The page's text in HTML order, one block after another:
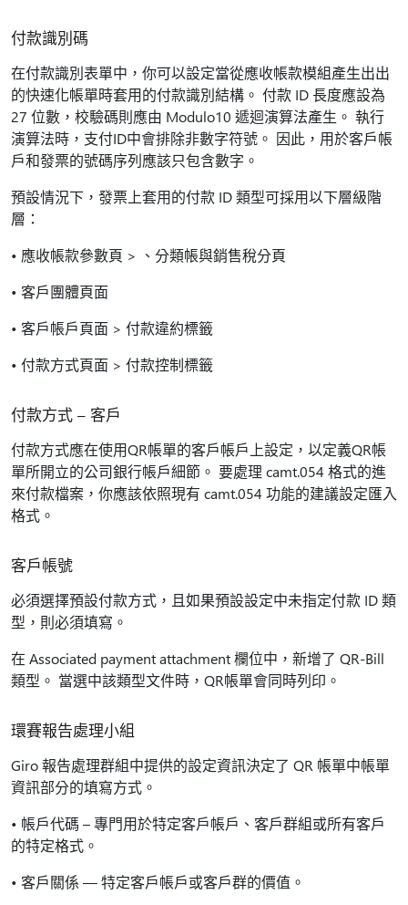
付款識別碼
在付款識別表單中，你可以設定當從應收帳款模組產生出出
的快速化帳單時套用的付款識別結構。 付款 ID 長度應設為
27 位數，校驗碼則應由 Modulo10 遞迴演算法產生。 執行
演算法時，支付ID中會排除非數字符號。 因此，用於客戶帳
戶和發票的號碼序列應該只包含數字。
預設情況下，發票上套用的付款 ID 類型可採用以下層級階
層：
• 應收帳款參數頁 > 、分類帳與銷售稅分頁
• 客戶團體頁面
• 客戶帳戶頁面 > 付款違約標籤
• 付款方式頁面 > 付款控制標籤
付款方式 – 客戶
付款方式應在使用QR帳單的客戶帳戶上設定，以定義QR帳
單所開立的公司銀行帳戶細節。 要處理 camt.054 格式的進
來付款檔案，你應該依照現有 camt.054 功能的建議設定匯入
格式。
客戶帳號
必須選擇預設付款方式，且如果預設設定中未指定付款 ID 類
型，則必須填寫。
在 Associated payment attachment 欄位中，新增了 QR-Bill
類型。 當選中該類型文件時，QR帳單會同時列印。
環賽報告處理小組
Giro 報告處理群組中提供的設定資訊決定了 QR 帳單中帳單
資訊部分的填寫方式。
• 帳戶代碼 – 專門用於特定客戶帳戶、客戶群組或所有客戶
的特定格式。
• 客戶關係 — 特定客戶帳戶或客戶群的價值。